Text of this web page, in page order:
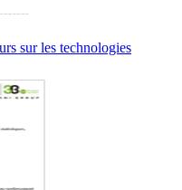
sur les technologies